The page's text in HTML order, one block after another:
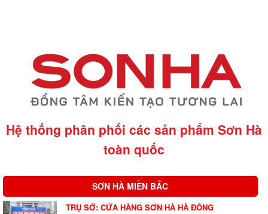
Hệ thống phân phối các sản phẩm Sơn Hà
toàn quốc
SƠN HÀ MIỀN BẮC
TRỤ SỞ: CỬA HÀNG SƠN HÀ HÀ ĐÔNG